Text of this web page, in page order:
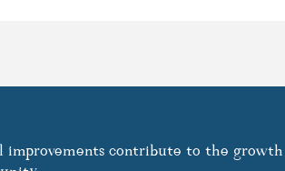
improvements contribute to the